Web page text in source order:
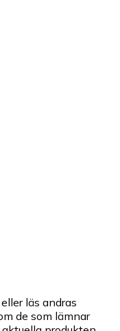
läs andras
de som lämnar